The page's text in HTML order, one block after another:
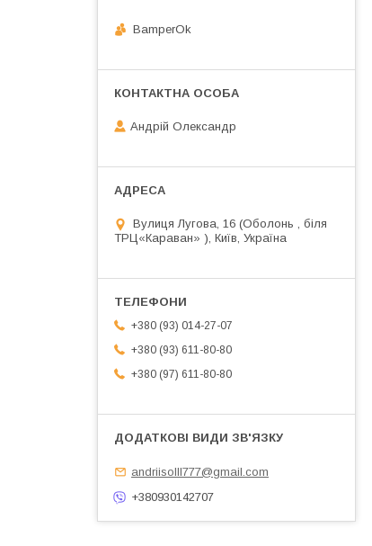
BamperOk
Андрій Олександр
Вулиця Лугова, 16 (Оболонь , біля
ТРЦ«Караван» ), Київ, Україна
+380 (93) 014-27-07
+380 (93) 611-80-80
+380 (97) 611-80-80
andriisolll777@gmail.com
+380930142707